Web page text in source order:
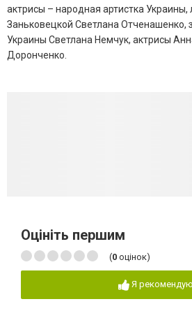
актрисы – народная артистка Украины,
Заньковецкой Светлана Отченашенко,
Украины Светлана Немчук, актрисы
Доронченко.
Оцініть першим
(0 оцінок)
Я рекомендую